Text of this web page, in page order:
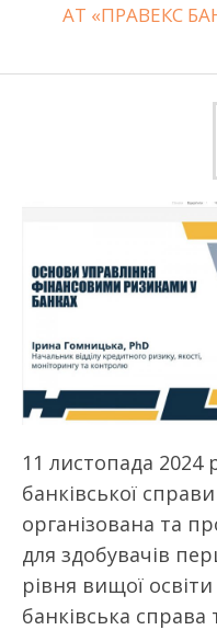
АТ «ПРАВЕКС
11 листопада 2024
банківської
організована та
для здобувачів
рівня вищої
банківська справа